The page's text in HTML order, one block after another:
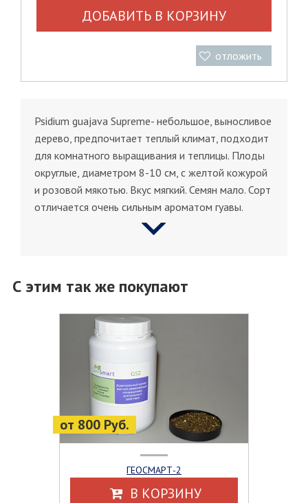
ДОБАВИТЬ В КОРЗИНУ
отложить
Psidium guajava Supreme- небольшое, выносливое
дерево, предпочитает теплый климат, подходит
для комнатного выращивания и теплицы. Плоды
округлые, диаметром 8-10 см, с желтой кожурой
и розовой мякотью. Вкус мягкий. Семян мало. Сорт
отличается очень сильным ароматом гуавы.
С этим так же покупают
от 800 Руб.
ГЕОСМАРТ-2
В КОРЗИНУ